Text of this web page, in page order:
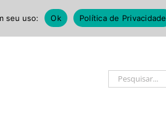
Buscar
resultados
seu uso: Ok Política de Privacidade